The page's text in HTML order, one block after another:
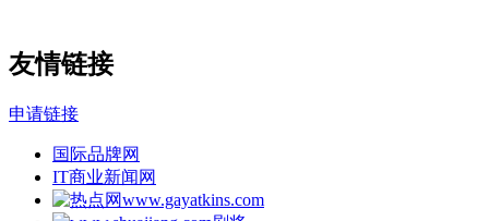
友情链接
申请链接
国际品牌网
IT商业新闻网